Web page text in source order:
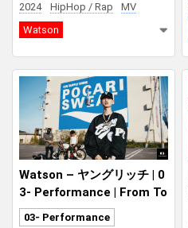
2024
HipHop / Rap
MV
Watson
Watson – ヤングリッチ | 0
3- Performance | From To
kushima
03- Performance